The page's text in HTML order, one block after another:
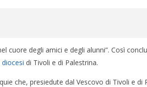
cuore degli amici e degli alunni”. Così
di Tivoli e di Palestrina.
che, presiedute dal Vescovo di Tivoli e di